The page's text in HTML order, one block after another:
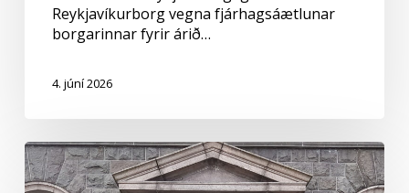
Reykjavíkurborg vegna fjárhagsáætlunar
borgarinnar fyrir árið…
4. júní 2026
Mál
um